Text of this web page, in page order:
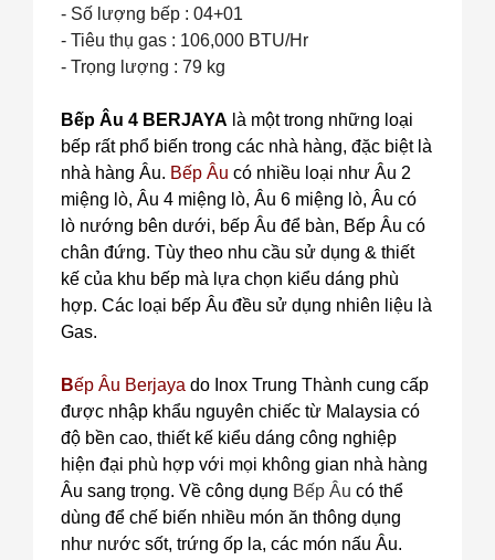
- Số lượng bếp : 04+01
- Tiêu thụ gas : 106,000 BTU/Hr
- Trọng lượng : 79 kg
Bếp Âu 4 BERJAYA là một trong những loại
bếp rất phổ biến trong các nhà hàng, đặc biệt là
nhà hàng Âu. Bếp Âu có nhiều loại như Âu 2
miệng lò, Âu 4 miệng lò, Âu 6 miệng lò, Âu có
lò nướng bên dưới, bếp Âu để bàn, Bếp Âu có
chân đứng. Tùy theo nhu cầu sử dụng & thiết
kế của khu bếp mà lựa chọn kiểu dáng phù
hợp. Các loại bếp Âu đều sử dụng nhiên liệu là
Gas.
Bếp Âu Berjaya do Inox Trung Thành cung cấp
được nhập khẩu nguyên chiếc từ Malaysia có
độ bền cao, thiết kế kiểu dáng công nghiệp
hiện đại phù hợp với mọi không gian nhà hàng
Âu sang trọng. Về công dụng Bếp Âu có thể
dùng để chế biến nhiều món ăn thông dụng
như nước sốt, trứng ốp la, các món nấu Âu.